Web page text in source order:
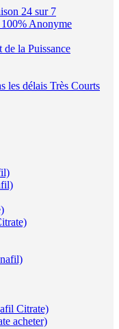
24 sur 7
Anonyme
la Puissance
les délais Très Courts
Citrate)
acheter)